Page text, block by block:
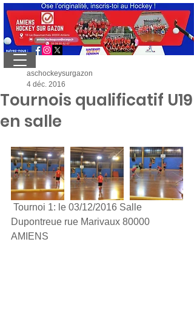
Tournois qualificatif U19
en salle
aschockeysurgazon
4 déc. 2016
Dupontreue rue Marivaux 80000
AMIENS